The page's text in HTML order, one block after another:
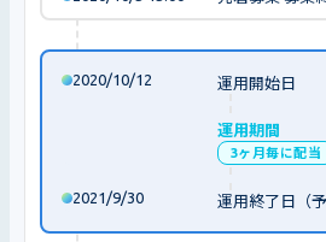
2020/10/12 運用開始日
運用期間
3ヶ月毎に配当
2021/9/30 運用終了日（予